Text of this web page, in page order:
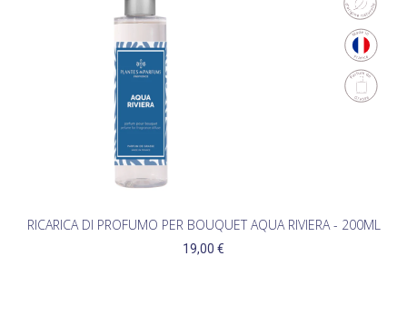
RICARICA DI PROFUMO PER BOUQUET AQUA RIVIERA - 200ML
19,00 €